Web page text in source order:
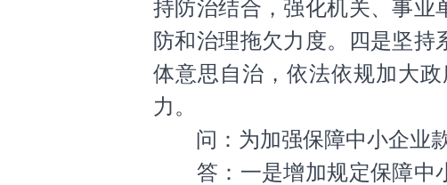
持防治结合，强化机关、事业
防和治理拖欠力度。四是坚
体意思自治，依法依规加大
力。
问：为加强保障中小企业款
答：一是增加规定保障中小